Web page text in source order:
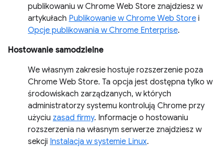
publikowaniu w Chrome Web Store znajdziesz w
artykułach Publikowanie w Chrome Web Store i
Opcje publikowania w Chrome Enterprise.
Hostowanie samodzielne
We własnym zakresie hostuje rozszerzenie poza
Chrome Web Store. Ta opcja jest dostępna tylko w
środowiskach zarządzanych, w których
administratorzy systemu kontrolują Chrome przy
użyciu zasad firmy. Informacje o hostowaniu
rozszerzenia na własnym serwerze znajdziesz w
sekcji Instalacja w systemie Linux.